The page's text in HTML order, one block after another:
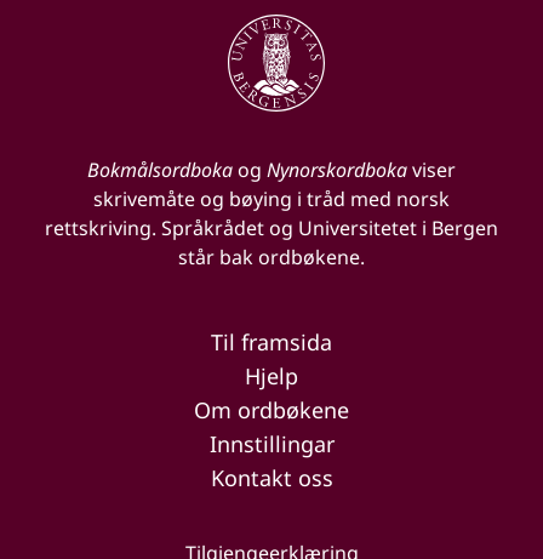
Bokmålsordbokaog Nynorskordbokaviser
skrivemåte og bøying i tråd med norsk
rettskriving. Språkrådet og Universitetet i Bergen
står bak ordbøkene.
Til framsida
Hjelp
Om ordbøkene
Innstillingar
Kontakt oss
Tilgjengeerklæring